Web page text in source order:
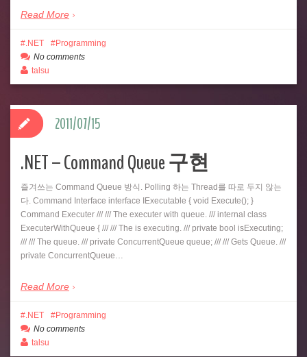
Read More
.NET
Programming
No comments
talsu
.NET – Command Queue 구현
즐겨쓰는 Command Queue 방식. Polling 하는 Thread를 따로 두지 않는
다. Command Interface interface IExecutable { void Execute(); }
Command Executer /// /// The executer with queue. /// internal class
ExecuterWithQueue { /// /// The is executing. /// private bool isExecuting;
/// /// The queue. /// private ConcurrentQueue queue; /// /// Gets Queue. ///
private ConcurrentQueue…
Read More
2011/07/15
.NET
Programming
No comments
talsu